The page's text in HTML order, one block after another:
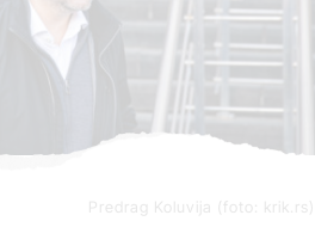
Predrag Koluvija (foto: krik.rs)